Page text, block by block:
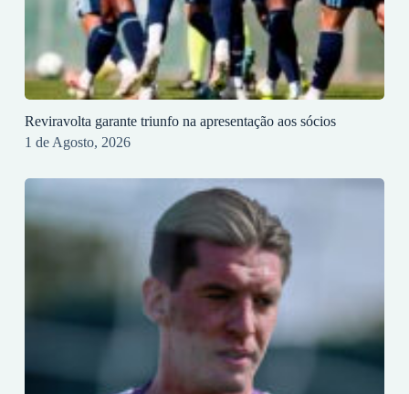
Reviravolta garante triunfo na apresentação aos sócios
1 de Agosto, 2026